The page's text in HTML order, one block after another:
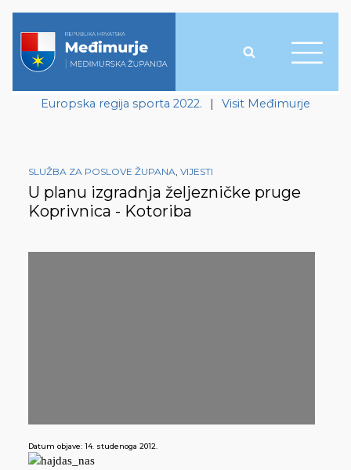
Europska regija sporta 2022. | Visit Međimurje
SLUŽBA ZA POSLOVE ŽUPANA, VIJESTI
U planu izgradnja željezničke pruge
Koprivnica - Kotoriba
Datum objave: 14. studenoga 2012.